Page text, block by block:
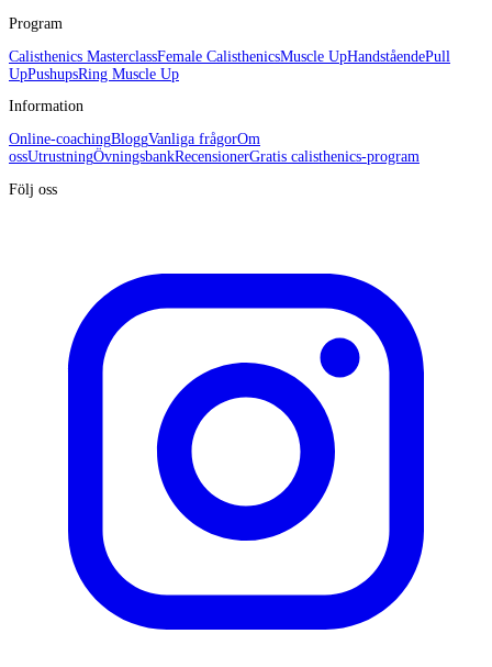
Program
Calisthenics MasterclassFemale CalisthenicsMuscle UpHandståendePull
UpPushupsRing Muscle Up
Information
Online-coachingBloggVanliga frågorOm
ossUtrustningÖvningsbankRecensionerGratis calisthenics-program
Följ oss